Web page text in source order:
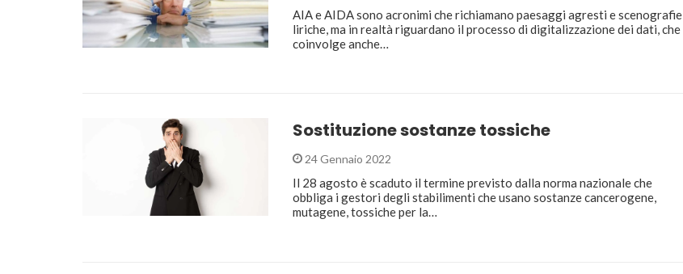
AIA e AIDA sono acronimi che richiamano paesaggi agresti e scenografie
liriche, ma in realtà riguardano il processo di digitalizzazione dei dati, che
coinvolge anche…
Sostituzione sostanze tossiche
24 Gennaio 2022
Il 28 agosto è scaduto il termine previsto dalla norma nazionale che
obbliga i gestori degli stabilimenti che usano sostanze cancerogene,
mutagene, tossiche per la…